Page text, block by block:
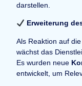
darstellen.
Erweiterung
Als Reaktion auf
wächst das
Es wurden neue
entwickelt, um